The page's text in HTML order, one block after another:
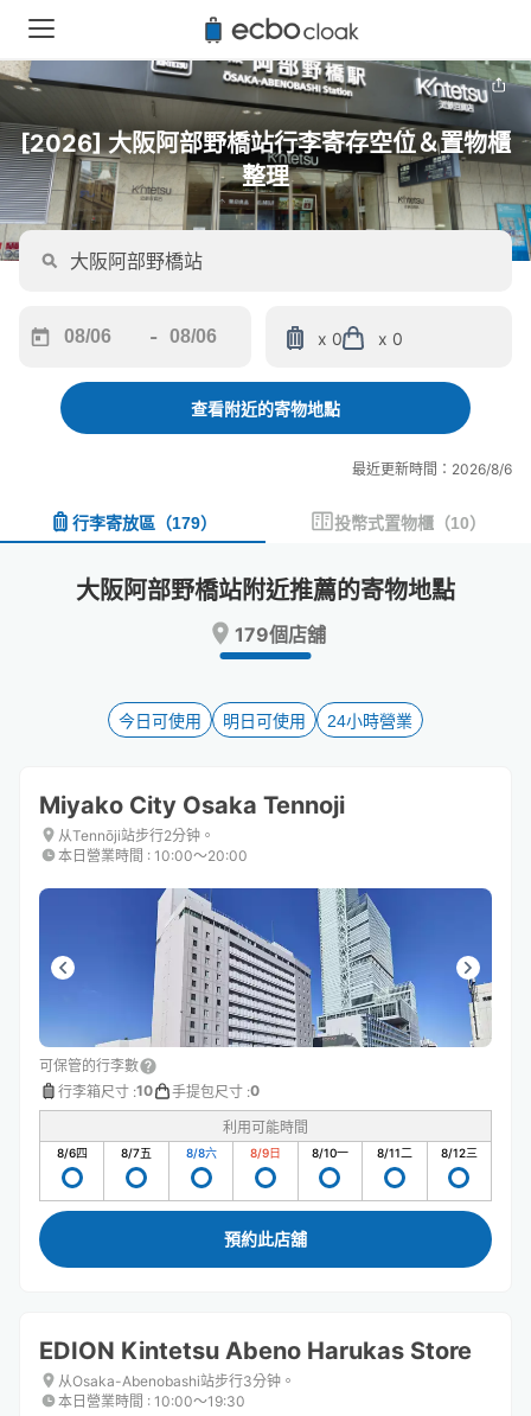
[2026] 大阪阿部野橋站行李寄存空位＆置物櫃
整理
forward
interact
and
date.
the
keyboard
shortcuts
for
changing
-
backward
interact
and
a
date.
Press
key
to
keyboard
shortcuts
for
changing
dates.
x 0 x 0
查看附近的寄物地點
最近更新時間：2026/8/6
行李寄放區 （179） 投幣式置物櫃 （10）
大阪阿部野橋站附近推薦的寄物地點
179個店舖
今日可使用 明日可使用 24小時營業
Miyako City Osaka Tennoji
从Tennōji站步行2分钟。
本日營業時間 : 10:00〜20:00
可保管的行李數
行李箱尺寸 :10 手提包尺寸 :0
利用可能時間
8/6四 8/7五 8/8六 8/9日 8/10一 8/11二 8/12三
預約此店舖
EDION Kintetsu Abeno Harukas Store
从Osaka-Abenobashi站步行3分钟。
本日營業時間 : 10:00〜19:30